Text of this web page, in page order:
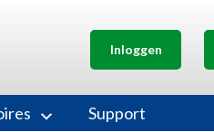
Inloggen
Support